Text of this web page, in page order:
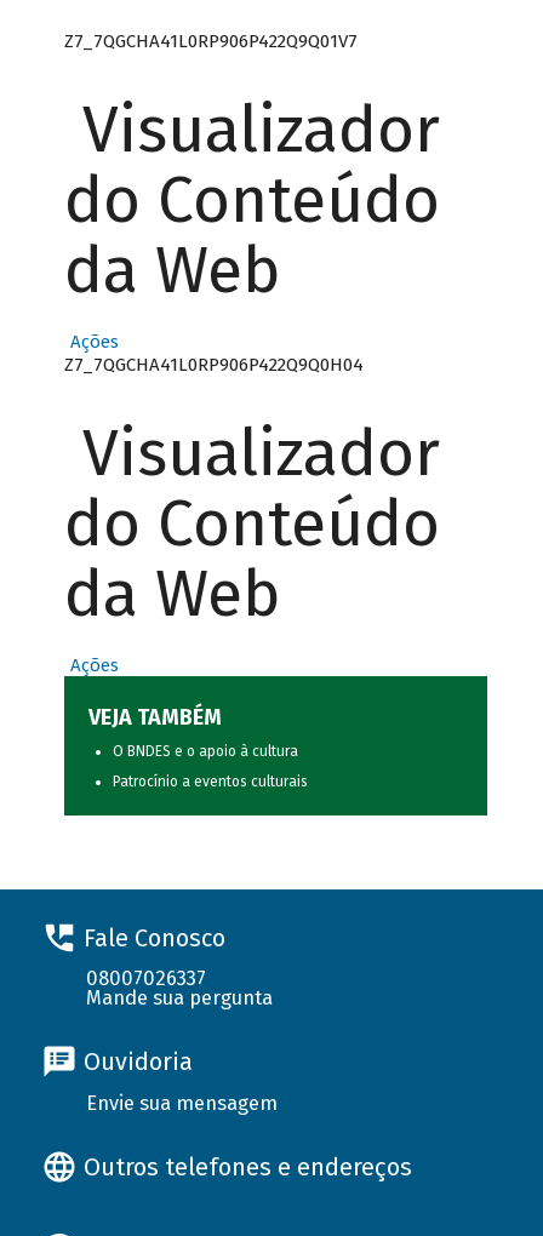
Z7_7QGCHA41L0RP906P422Q9Q01V7
Visualizador
do Conteúdo
da Web
Ações
Z7_7QGCHA41L0RP906P422Q9Q0H04
Visualizador
do Conteúdo
da Web
Ações
VEJA TAMBÉM
O BNDES e o apoio à cultura
Patrocínio a eventos culturais
Fale Conosco
08007026337
Mande sua pergunta
Ouvidoria
Envie sua mensagem
Outros telefones e endereços